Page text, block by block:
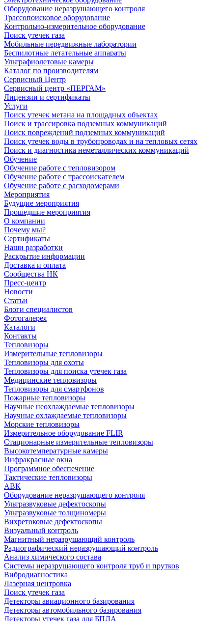
Оборудование неразрушающего контроля
Трассопоисковое оборудование
Контрольно-измерительное оборудование
Поиск утечек газа
Мобильные передвижные лаборатории
Беспилотные летательные аппараты
Ультрафиолетовые камеры
Каталог по производителям
Сервисный Центр
Сервисный центр «ПЕРГАМ»
Лицензии и сертификаты
Услуги
Поиск утечек метана на площадных объектах
Поиск и трассировка подземных коммуникаций
Поиск повреждений подземных коммуникаций
Поиск утечек воды в трубопроводах и на тепловых сетях
Поиск и диагностика неметаллических коммуникаций
Обучение
Обучение работе с тепловизором
Обучение работе с трассоискателем
Обучение работе с расходомерами
Мероприятия
Будущие мероприятия
Прошедшие мероприятия
О компании
Почему мы?
Сертификаты
Наши разработки
Раскрытие информации
Доставка и оплата
Сообщества НК
Пресс-центр
Новости
Статьи
Блоги специалистов
Фотогалерея
Каталоги
Контакты
Тепловизоры
Измерительные тепловизоры
Тепловизоры для охоты
Тепловизоры для поиска утечек газа
Медицинские тепловизоры
Тепловизоры для смартфонов
Пожарные тепловизоры
Научные неохлаждаемые тепловизоры
Научные охлаждаемые тепловизоры
Морские тепловизоры
Измерительное оборудование FLIR
Стационарные измерительные тепловизоры
Высокотемпературные камеры
Инфракрасные окна
Программное обеспечение
Тактические тепловизоры
АВК
Оборудование неразрушающего контроля
Ультразвуковые дефектоскопы
Ультразвуковые толщиномеры
Вихретоковые дефектоскопы
Визуальный контроль
Магнитный неразрушающий контроль
Радиографический неразрушающий контроль
Анализ химического состава
Системы неразрушающего контроля труб и прутков
Вибродиагностика
Лазерная центровка
Поиск утечек газа
Детекторы авиационного базирования
Детекторы автомобильного базирования
Детекторы утечек газа для БПЛА